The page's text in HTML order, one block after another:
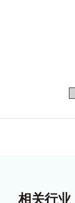
相关行业